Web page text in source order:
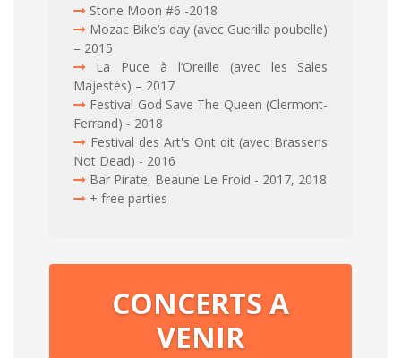
Stone Moon #6 -2018
Mozac Bike’s day (avec Guerilla poubelle)
– 2015
La Puce à l’Oreille (avec les Sales
Majestés) – 2017
Festival God Save The Queen (Clermont-
Ferrand) - 2018
Festival des Art's Ont dit (avec Brassens
Not Dead) - 2016
Bar Pirate, Beaune Le Froid - 2017, 2018
+ free parties
CONCERTS A
VENIR